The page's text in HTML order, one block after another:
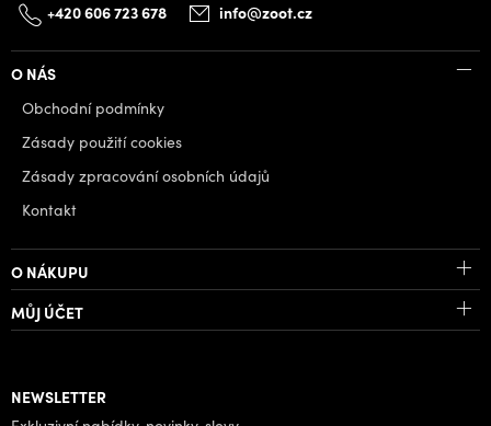
+420 606 723 678 info@zoot.cz
O NÁS
Obchodní podmínky
Zásady použití cookies
Zásady zpracování osobních údajů
Kontakt
O NÁKUPU
MŮJ ÚČET
NEWSLETTER